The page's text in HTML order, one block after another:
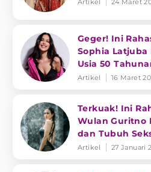
Geger! Ini
Sophia Latjuba
Usia 50
Artikel 16 Maret
Terkuak! Ini
Wulan Guritno
dan Tubuh
Artikel 27 Januari